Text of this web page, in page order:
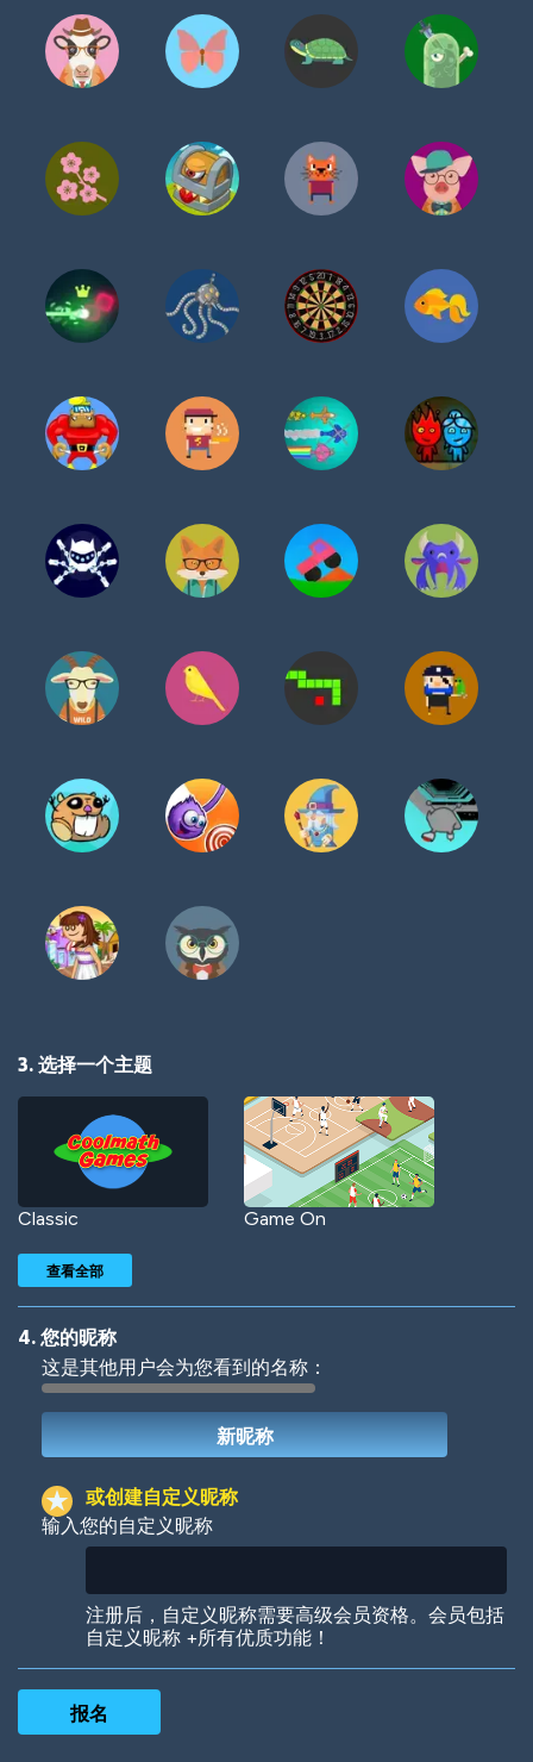
3. 选择一个主题
Classic Game On
Woof Jungle Cats
查看全部
4. 您的昵称
这是其他用户会为您看到的名称：
或创建自定义昵称
输入您的自定义昵称
注册后，自定义昵称需要高级会员资格。会员包括
自定义昵称 +所有优质功能！